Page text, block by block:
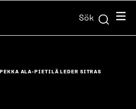
Sök Meny
PEKKA ALA-PIETILÄ LEDER SITRAS